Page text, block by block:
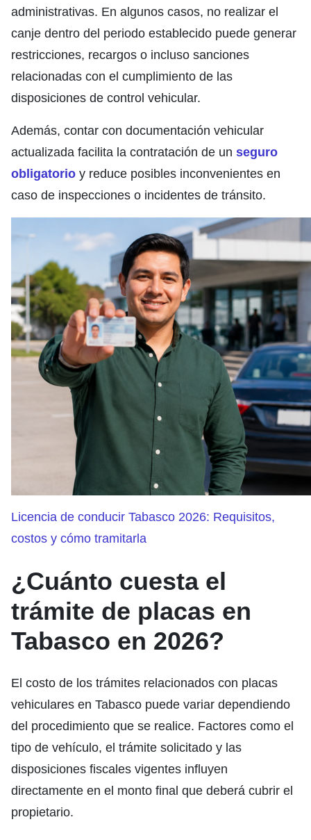
administrativas. En algunos casos, no realizar el
canje dentro del periodo establecido puede generar
restricciones, recargos o incluso sanciones
relacionadas con el cumplimiento de las
disposiciones de control vehicular.
Además, contar con documentación vehicular
actualizada facilita la contratación de un seguro
obligatorio y reduce posibles inconvenientes en
caso de inspecciones o incidentes de tránsito.
Licencia de conducir Tabasco 2026: Requisitos,
costos y cómo tramitarla
¿Cuánto cuesta el
trámite de placas en
Tabasco en 2026?
El costo de los trámites relacionados con placas
vehiculares en Tabasco puede variar dependiendo
del procedimiento que se realice. Factores como el
tipo de vehículo, el trámite solicitado y las
disposiciones fiscales vigentes influyen
directamente en el monto final que deberá cubrir el
propietario.